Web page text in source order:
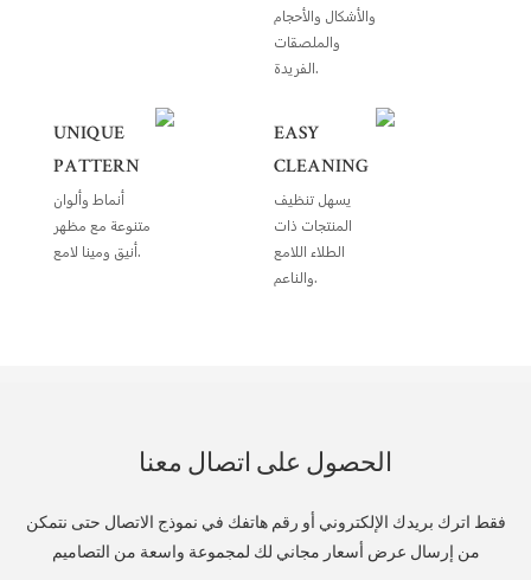
والأشكال والأحجام
والملصقات
الفريدة.
UNIQUE
PATTERN
أنماط وألوان
متنوعة مع مظهر
أنيق ومينا لامع.
EASY
CLEANING
يسهل تنظيف
المنتجات ذات
الطلاء اللامع
والناعم.
الحصول على اتصال معنا
فقط اترك بريدك الإلكتروني أو رقم هاتفك في نموذج الاتصال حتى نتمكن
من إرسال عرض أسعار مجاني لك لمجموعة واسعة من التصاميم